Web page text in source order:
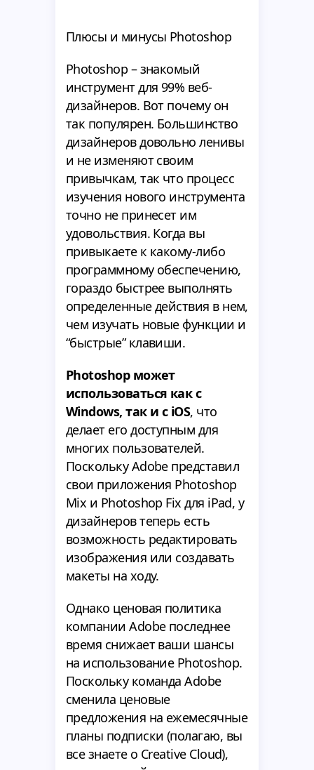
Плюсы и минусы Photoshop
Photoshop – знакомый
инструмент для 99% веб-
дизайнеров. Вот почему он
так популярен. Большинство
дизайнеров довольно ленивы
и не изменяют своим
привычкам, так что процесс
изучения нового инструмента
точно не принесет им
удовольствия. Когда вы
привыкаете к какому-либо
программному обеспечению,
гораздо быстрее выполнять
определенные действия в нем,
чем изучать новые функции и
“быстрые” клавиши.
Photoshop может
использоваться как с
Windows, так и с iOS, что
делает его доступным для
многих пользователей.
Поскольку Adobe представил
свои приложения Photoshop
Mix и Photoshop Fix для iPad, у
дизайнеров теперь есть
возможность редактировать
изображения или создавать
макеты на ходу.
Однако ценовая политика
компании Adobe последнее
время снижает ваши шансы
на использование Photoshop.
Поскольку команда Adobe
сменила ценовые
предложения на ежемесячные
планы подписки (полагаю, вы
все знаете о Creative Cloud),